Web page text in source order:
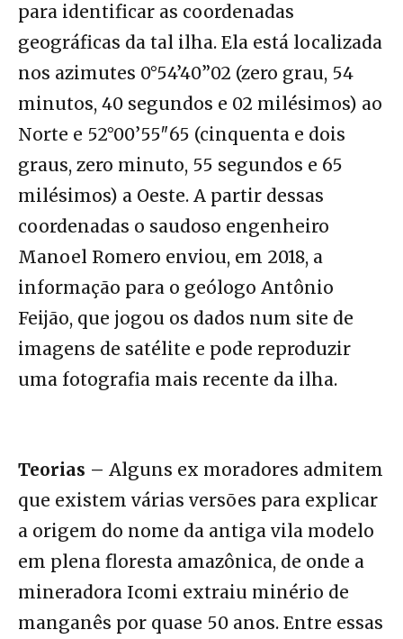
para identificar as coordenadas
geográficas da tal ilha. Ela está localizada
nos azimutes 0°54’40”02 (zero grau, 54
minutos, 40 segundos e 02 milésimos) ao
Norte e 52°00’55″65 (cinquenta e dois
graus, zero minuto, 55 segundos e 65
milésimos) a Oeste. A partir dessas
coordenadas o saudoso engenheiro
Manoel Romero enviou, em 2018, a
informação para o geólogo Antônio
Feijão, que jogou os dados num site de
imagens de satélite e pode reproduzir
uma fotografia mais recente da ilha.
Teorias – Alguns ex moradores admitem
que existem várias versões para explicar
a origem do nome da antiga vila modelo
em plena floresta amazônica, de onde a
mineradora Icomi extraiu minério de
manganês por quase 50 anos. Entre essas